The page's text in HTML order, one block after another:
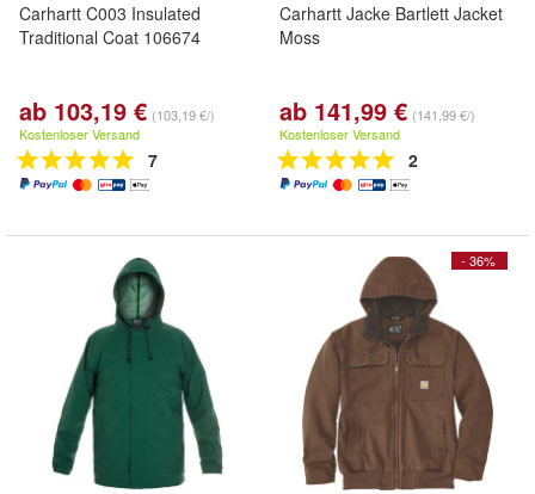
Carhartt C003 Insulated
Traditional Coat 106674
ab 103,19 € (103,19 €/)
Kostenloser Versand
7
Carhartt Jacke Bartlett Jacket
Moss
ab 141,99 € (141,99 €/)
Kostenloser Versand
2
- 36%